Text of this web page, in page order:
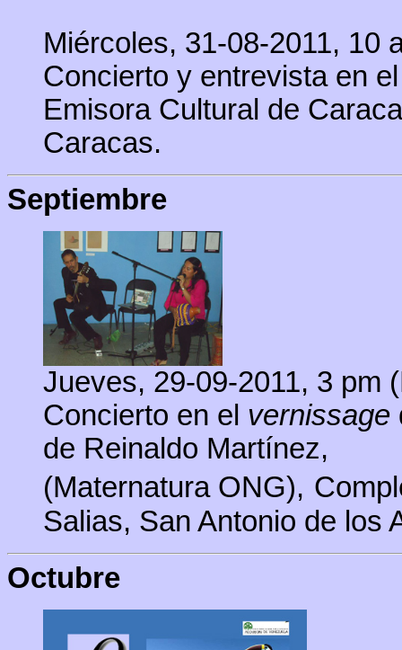
Miércoles, 31-08-2011, 10
Concierto y entrevista en
Emisora Cultural de
Caracas.
Septiembre
Jueves, 29-09-2011, 3 pm
Concierto en el vernissage
de Reinaldo Martínez,
(Maternatura ONG),
Salias, San Antonio de los
Octubre